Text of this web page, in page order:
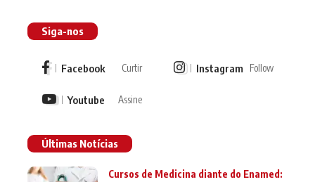
Siga-nos
Facebook Curtir Instagram Follow
Youtube Assine
Últimas Notícias
Cursos de Medicina diante do Enamed: